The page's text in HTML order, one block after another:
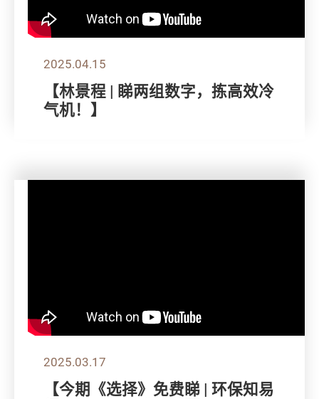
2025.04.15
【林景程 | 睇两组数字，拣高效冷
气机！】
2025.03.17
【今期《选择》免费睇 | 环保知易